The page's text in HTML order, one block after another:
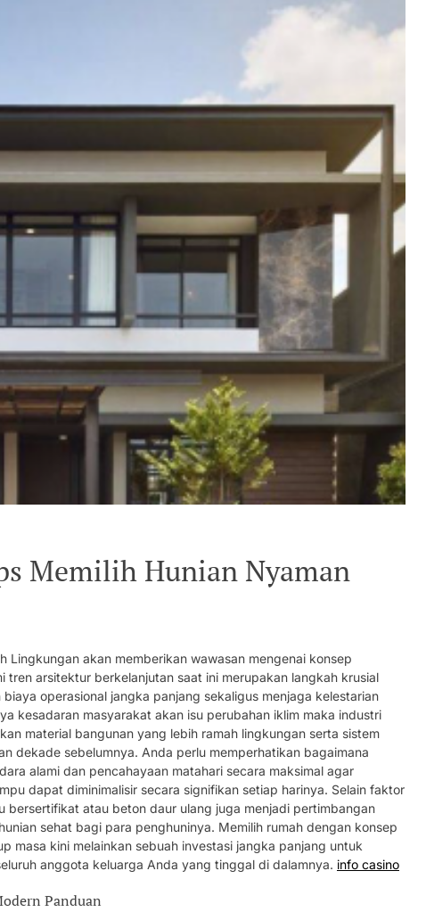
Memilih Hunian Nyaman
Lingkungan akan memberikan wawasan mengenai konsep
tren arsitektur berkelanjutan saat ini merupakan langkah krusial
operasional jangka panjang sekaligus menjaga kelestarian
kesadaran masyarakat akan isu perubahan iklim maka industri
material bangunan yang lebih ramah lingkungan serta sistem
dekade sebelumnya. Anda perlu memperhatikan bagaimana
alami dan pencahayaan matahari secara maksimal agar
dapat diminimalisir secara signifikan setiap harinya. Selain faktor
bersertifikat atau beton daur ulang juga menjadi pertimbangan
sehat bagi para penghuninya. Memilih rumah dengan konsep
masa kini melainkan sebuah investasi jangka panjang untuk
anggota keluarga Anda yang tinggal di dalamnya. info casino
Panduan